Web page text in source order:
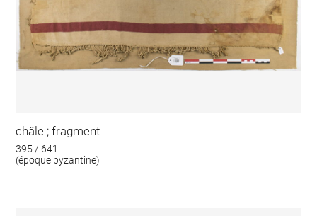
châle ; fragment
395 / 641
(époque byzantine)